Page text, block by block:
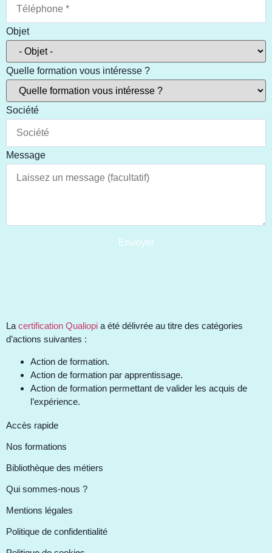
Objet
Quelle formation vous intéresse ?
Société
Message
Envoyer
La certification Qualiopi a été délivrée au titre des catégories
d’actions suivantes :
Action de formation.
Action de formation par apprentissage.
Action de formation permettant de valider les acquis de
l’expérience.
Accès rapide
Nos formations
Bibliothèque des métiers
Qui sommes-nous ?
Mentions légales
Politique de confidentialité